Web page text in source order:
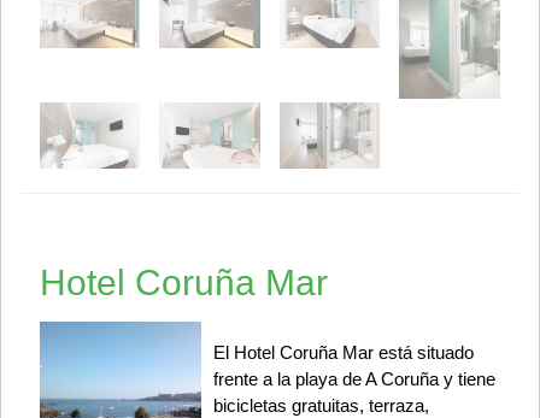
Hotel Coruña Mar
El Hotel Coruña Mar está situado
frente a la playa de A Coruña y tiene
bicicletas gratuitas, terraza,